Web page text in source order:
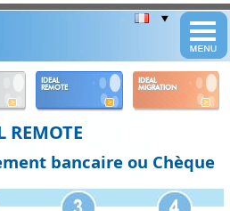
IDEAL
REMOTE
IDEAL
MIGRATION
REMOTE
bancaire ou Chèque